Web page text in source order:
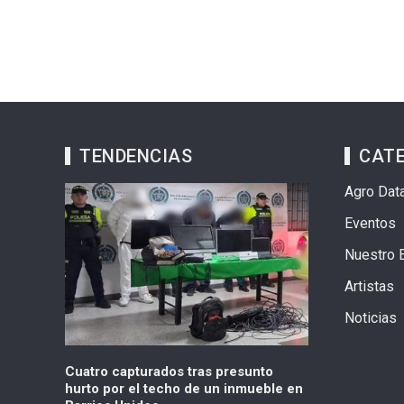
TENDENCIAS
inmueble en
Ruta C137 Suba Fontanar-G137 con
cambios
Agro
Eventos
Nuestro
Artistas
Noticias